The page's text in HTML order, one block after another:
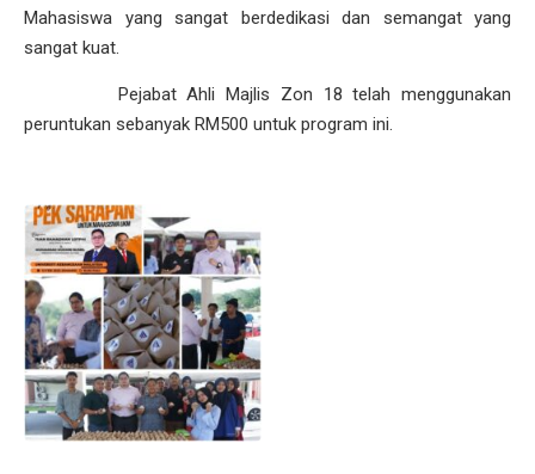
Mahasiswa yang sangat berdedikasi dan semangat yang
sangat kuat.
Pejabat Ahli Majlis Zon 18 telah menggunakan
peruntukan sebanyak RM500 untuk program ini.